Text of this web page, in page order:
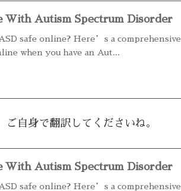
With Autism Spectrum Disorder
safe online? Here’s a comprehensive
when you have an Aut...
ご自身で翻訳してくださいね。
With Autism Spectrum Disorder
safe online? Here’s a comprehensive